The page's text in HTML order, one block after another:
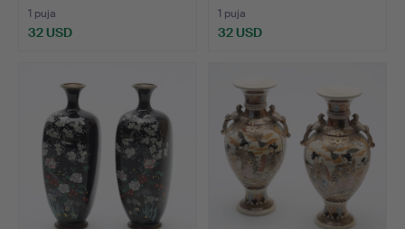
1 puja
32 USD
1 puja
32 USD